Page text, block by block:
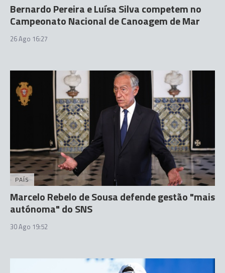
Bernardo Pereira e Luísa Silva competem no
Campeonato Nacional de Canoagem de Mar
26 Ago 16:27
PAÍS
Marcelo Rebelo de Sousa defende gestão "mais
autónoma" do SNS
30 Ago 19:52